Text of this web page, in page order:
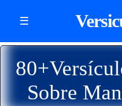
☰
Sobre